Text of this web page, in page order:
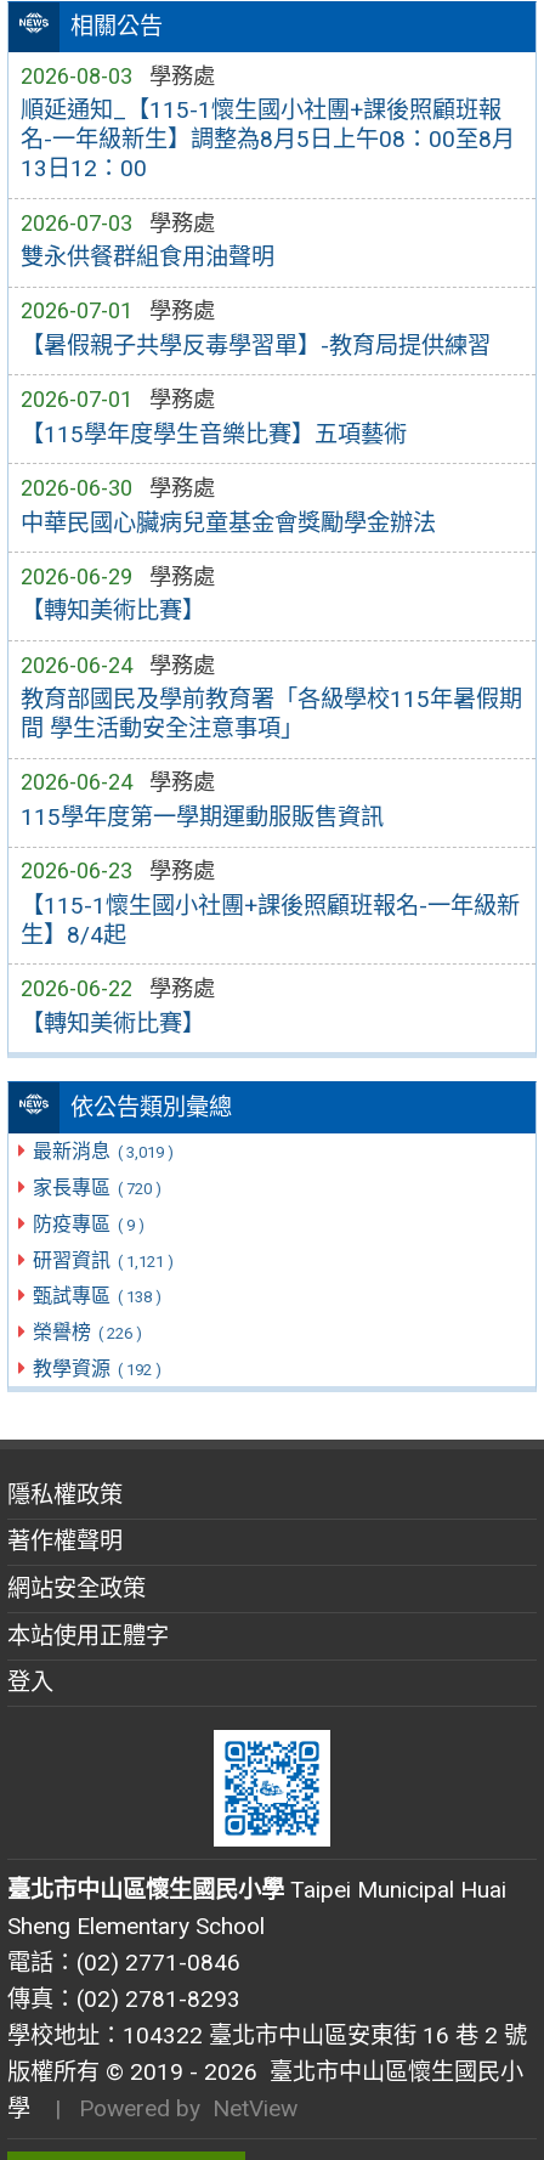
相關公告
2026-08-03 學務處
順延通知_【115-1懷生國小社團+課後照顧班報
名-一年級新生】調整為8月5日上午08：00至8月
13日12：00
2026-07-03 學務處
雙永供餐群組食用油聲明
2026-07-01 學務處
【暑假親子共學反毒學習單】-教育局提供練習
2026-07-01 學務處
【115學年度學生音樂比賽】五項藝術
2026-06-30 學務處
中華民國心臟病兒童基金會獎勵學金辦法
2026-06-29 學務處
【轉知美術比賽】
2026-06-24 學務處
教育部國民及學前教育署「各級學校115年暑假期
間 學生活動安全注意事項」
2026-06-24 學務處
115學年度第一學期運動服販售資訊
2026-06-23 學務處
【115-1懷生國小社團+課後照顧班報名-一年級新
生】8/4起
2026-06-22 學務處
【轉知美術比賽】
依公告類別彙總
最新消息 ( 3,019 )
家長專區 ( 720 )
防疫專區 ( 9 )
研習資訊 ( 1,121 )
甄試專區 ( 138 )
榮譽榜 ( 226 )
教學資源 ( 192 )
隱私權政策
著作權聲明
網站安全政策
本站使用正體字
登入
臺北市中山區懷生國民小學 Taipei Municipal Huai
Sheng Elementary School
電話：(02) 2771-0846
傳真：(02) 2781-8293
學校地址：104322 臺北市中山區安東街 16 巷 2 號
版權所有 © 2019 - 2026 臺北市中山區懷生國民小
學
| Powered by NetView